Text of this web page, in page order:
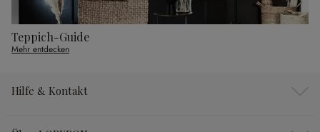
Teppich-Guide
Mehr entdecken
Hilfe & Kontakt